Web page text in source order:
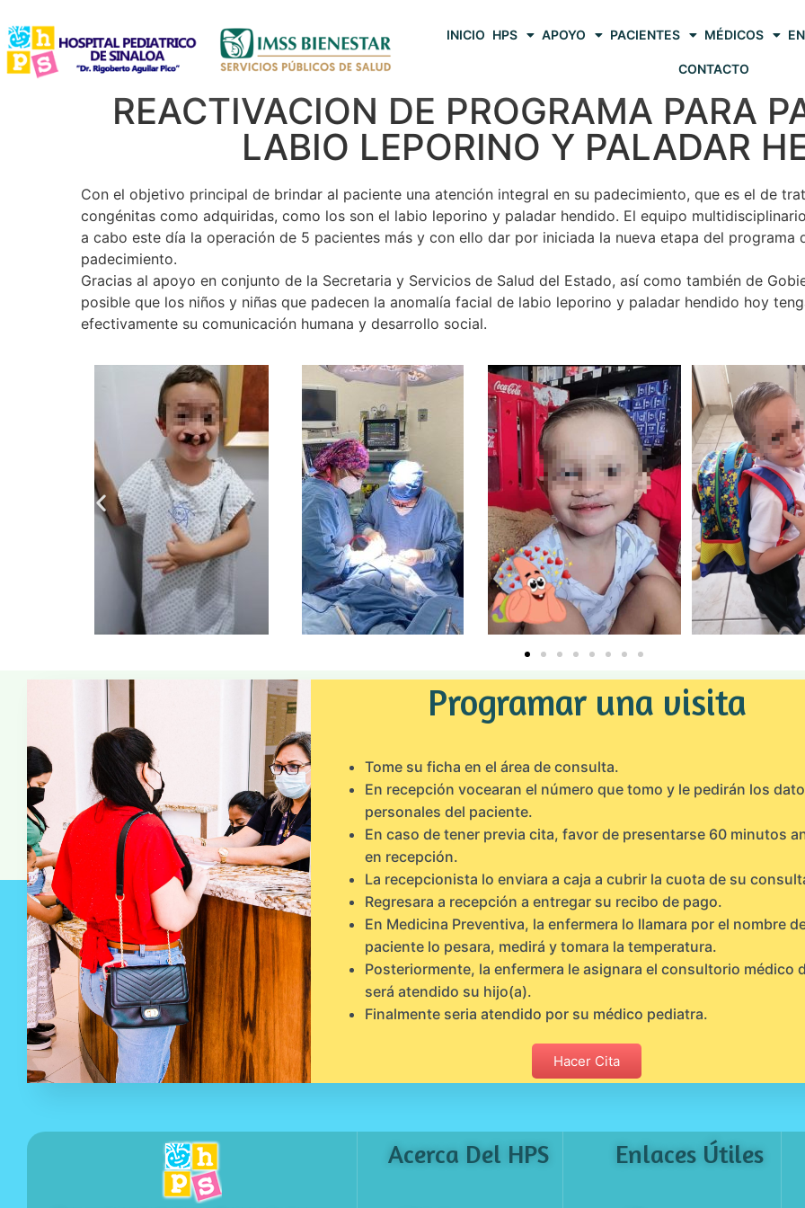
INICIO HPS APOYO PACIENTES MÉDICOS
CONTACTO
REACTIVACION DE PROGRAMA PARA
LABIO LEPORINO Y PALADAR
Con el objetivo principal de brindar al paciente una atención integral en su padecimiento, que es el de
congénitas como adquiridas, como los son el labio leporino y paladar hendido. El equipo
a cabo este día la operación de 5 pacientes más y con ello dar por iniciada la nueva etapa del programa
padecimiento.
Gracias al apoyo en conjunto de la Secretaria y Servicios de Salud del Estado, así como también de
posible que los niños y niñas que padecen la anomalía facial de labio leporino y paladar hendido hoy
efectivamente su comunicación humana y desarrollo social.
Programar una visita
Tome su ficha en el área de consulta.
En recepción vocearan el número que tomo y le pedirán los
personales del paciente.
En caso de tener previa cita, favor de presentarse 60 minutos
en recepción.
La recepcionista lo enviara a caja a cubrir la cuota de su
Regresara a recepción a entregar su recibo de pago.
En Medicina Preventiva, la enfermera lo llamara por el nombre
paciente lo pesara, medirá y tomara la temperatura.
Posteriormente, la enfermera le asignara el consultorio médico
será atendido su hijo(a).
Finalmente seria atendido por su médico pediatra.
Hacer Cita
Acerca Del HPS Enlaces Útiles